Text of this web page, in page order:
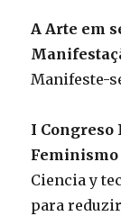
A Arte em
Manifeste-
I
Feminismo
Ciencia y
para